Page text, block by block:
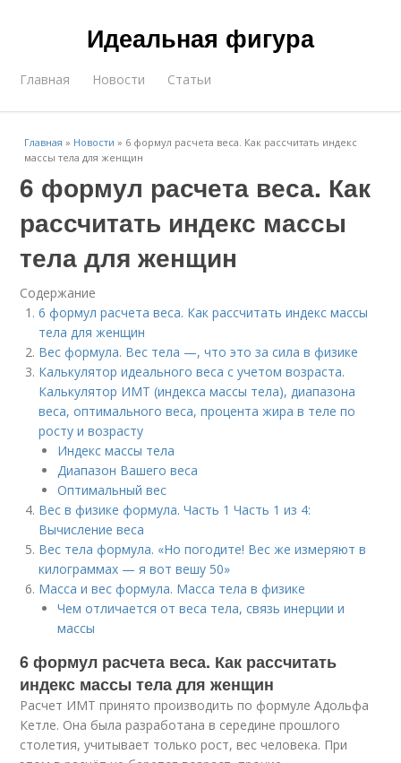
Идеальная фигура
Главная Новости Статьи
Главная » Новости » 6 формул расчета веса. Как рассчитать индекс
массы тела для женщин
6 формул расчета веса. Как
рассчитать индекс массы
тела для женщин
Содержание
6 формул расчета веса. Как рассчитать индекс массы
тела для женщин
Вес формула. Вес тела —, что это за сила в физике
Калькулятор идеального веса с учетом возраста.
Калькулятор ИМТ (индекса массы тела), диапазона
веса, оптимального веса, процента жира в теле по
росту и возрасту
Индекс массы тела
Диапазон Вашего веса
Оптимальный вес
Вес в физике формула. Часть 1 Часть 1 из 4:
Вычисление веса
Вес тела формула. «Но погодите! Вес же измеряют в
килограммах — я вот вешу 50»
Масса и вес формула. Масса тела в физике
Чем отличается от веса тела, связь инерции и
массы
6 формул расчета веса. Как рассчитать
индекс массы тела для женщин
Расчет ИМТ принято производить по формуле Адольфа
Кетле. Она была разработана в середине прошлого
столетия, учитывает только рост, вес человека. При